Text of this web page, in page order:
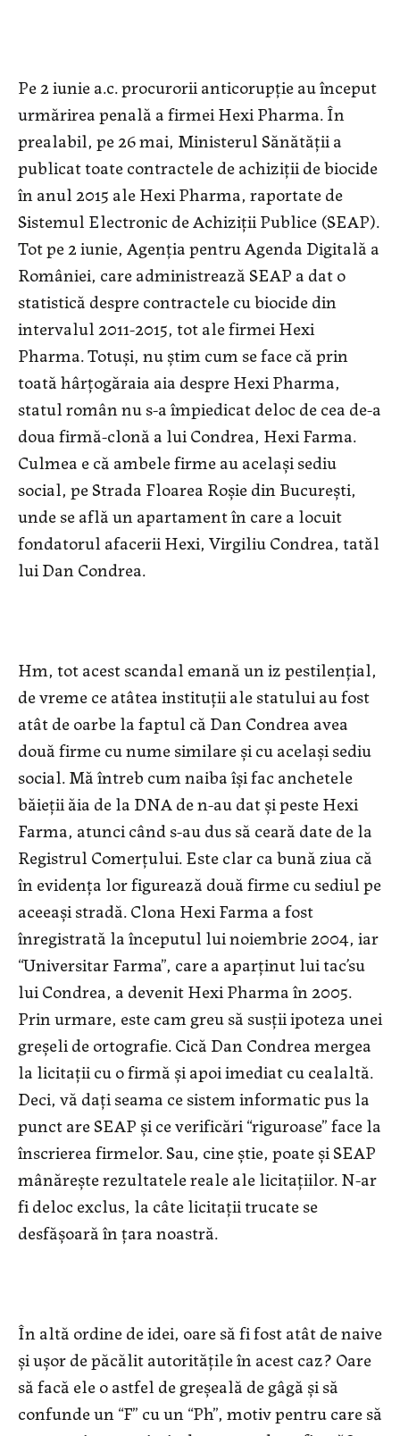
Pe 2 iunie a.c. procurorii anticorupție au început
urmărirea penală a firmei Hexi Pharma. În
prealabil, pe 26 mai, Ministerul Sănătății a
publicat toate contractele de achiziții de biocide
în anul 2015 ale Hexi Pharma, raportate de
Sistemul Electronic de Achiziții Publice (SEAP).
Tot pe 2 iunie, Agenția pentru Agenda Digitală a
României, care administrează SEAP a dat o
statistică despre contractele cu biocide din
intervalul 2011-2015, tot ale firmei Hexi
Pharma. Totuși, nu știm cum se face că prin
toată hârțogăraia aia despre Hexi Pharma,
statul român nu s-a împiedicat deloc de cea de-a
doua firmă-clonă a lui Condrea, Hexi Farma.
Culmea e că ambele firme au același sediu
social, pe Strada Floarea Roșie din București,
unde se află un apartament în care a locuit
fondatorul afacerii Hexi, Virgiliu Condrea, tatăl
lui Dan Condrea.
Hm, tot acest scandal emană un iz pestilențial,
de vreme ce atâtea instituții ale statului au fost
atât de oarbe la faptul că Dan Condrea avea
două firme cu nume similare și cu același sediu
social. Mă întreb cum naiba își fac anchetele
băieții ăia de la DNA de n-au dat și peste Hexi
Farma, atunci când s-au dus să ceară date de la
Registrul Comerțului. Este clar ca bună ziua că
în evidența lor figurează două firme cu sediul pe
aceeași stradă. Clona Hexi Farma a fost
înregistrată la începutul lui noiembrie 2004, iar
“Universitar Farma”, care a aparținut lui tac’su
lui Condrea, a devenit Hexi Pharma în 2005.
Prin urmare, este cam greu să susții ipoteza unei
greșeli de ortografie. Cică Dan Condrea mergea
la licitații cu o firmă și apoi imediat cu cealaltă.
Deci, vă dați seama ce sistem informatic pus la
punct are SEAP și ce verificări “riguroase” face la
înscrierea firmelor. Sau, cine știe, poate și SEAP
mânărește rezultatele reale ale licitațiilor. N-ar
fi deloc exclus, la câte licitații trucate se
desfășoară în țara noastră.
În altă ordine de idei, oare să fi fost atât de naive
și ușor de păcălit autoritățile în acest caz? Oare
să facă ele o astfel de greșeală de gâgă și să
confunde un “F” cu un “Ph”, motiv pentru care să